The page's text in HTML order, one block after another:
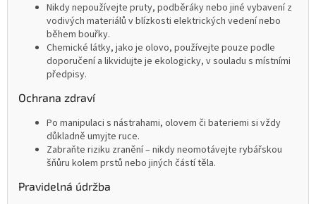
Nikdy nepoužívejte pruty, podběráky nebo jiné vybavení z
vodivých materiálů v blízkosti elektrických vedení nebo
během bouřky.
Chemické látky, jako je olovo, používejte pouze podle
doporučení a likvidujte je ekologicky, v souladu s místními
předpisy.
Ochrana zdraví
Po manipulaci s nástrahami, olovem či bateriemi si vždy
důkladně umyjte ruce.
Zabraňte riziku zranění – nikdy neomotávejte rybářskou
šňůru kolem prstů nebo jiných částí těla.
Pravidelná údržba